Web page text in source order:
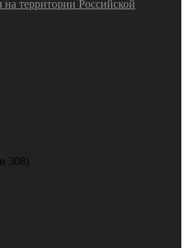
территории Российской
308)